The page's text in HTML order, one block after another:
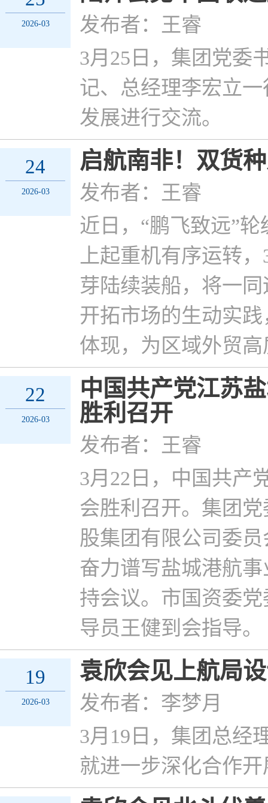
2026-03
发布者：王睿
3月25日，集团党委
记、总经理李宏立
发展进行交流。
24
2026-03
启航南非！双货
发布者：王睿
近日，“鹏飞致远”
上起重机有序运转
芽陆续装船，将一
开拓市场的生动实
体现，为区域外贸
22
2026-03
中国共产党江苏
胜利召开
发布者：王睿
3月22日，中国共产
会胜利召开。集团
股集团有限公司委
奋力谱写盐城港航
持会议。市国资委
导员王健到会指导。
19
2026-03
袁欣会见上航局
发布者：李梦月
3月19日，集团总经
就进一步深化合作